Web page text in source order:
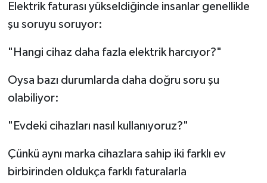
Elektrik faturası yükseldiğinde insanlar genellikle
şu soruyu soruyor:
"Hangi cihaz daha fazla elektrik harcıyor?"
Oysa bazı durumlarda daha doğru soru şu
olabiliyor:
"Evdeki cihazları nasıl kullanıyoruz?"
Çünkü aynı marka cihazlara sahip iki farklı ev
birbirinden oldukça farklı faturalarla